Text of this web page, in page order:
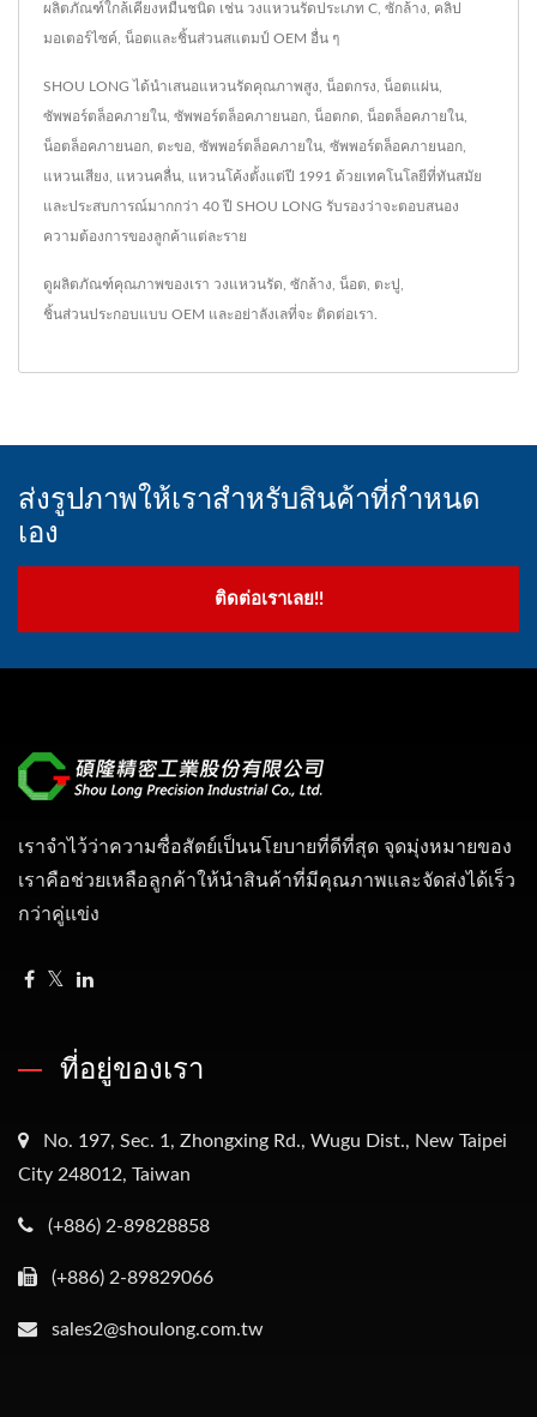
ผลิตภัณฑ์ใกล้เคียงหมื่นชนิด เช่น วงแหวนรัดประเภท C, ซักล้าง, คลิป
มอเตอร์ไซค์, น็อตและชิ้นส่วนสแตมป์ OEM อื่น ๆ
SHOU LONG ได้นำเสนอแหวนรัดคุณภาพสูง, น็อตกรง, น็อตแผ่น,
ซัพพอร์ตล็อคภายใน, ซัพพอร์ตล็อคภายนอก, น็อตกด, น็อตล็อคภายใน,
น็อตล็อคภายนอก, ตะขอ, ซัพพอร์ตล็อคภายใน, ซัพพอร์ตล็อคภายนอก,
แหวนเสียง, แหวนคลื่น, แหวนโค้งตั้งแต่ปี 1991 ด้วยเทคโนโลยีที่ทันสมัย
และประสบการณ์มากกว่า 40 ปี SHOU LONG รับรองว่าจะตอบสนอง
ความต้องการของลูกค้าแต่ละราย
ดูผลิตภัณฑ์คุณภาพของเรา วงแหวนรัด ซักล้าง น็อต ตะปู
ชิ้นส่วนประกอบแบบ OEM และอย่าลังเลที่จะ ติดต่อเรา
ส่งรูปภาพให้เราสำหรับสินค้าที่กำหนด
เอง
ติดต่อเราเลย!!
เราจำไว้ว่าความซื่อสัตย์เป็นนโยบายที่ดีที่สุด จุดมุ่งหมายของ
เราคือช่วยเหลือลูกค้าให้นำสินค้าที่มีคุณภาพและจัดส่งได้เร็ว
กว่าคู่แข่ง
ที่อยู่ของเรา
No. 197, Sec. 1, Zhongxing Rd., Wugu Dist., New Taipei
City 248012, Taiwan
(+886) 2-89828858
(+886) 2-89829066
sales2@shoulong.com.tw